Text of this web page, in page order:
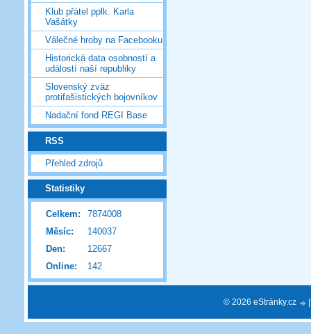
Klub přátel pplk. Karla
Vašátky
Válečné hroby na Facebooku
Historická data osobností a
událostí naší republiky
Slovenský zväz
protifašistických bojovníkov
Nadační fond REGI Base
RSS
Přehled zdrojů
Statistiky
Online: 142
Celkem:
7874008
Měsíc:
140037
Den:
12667
© 2026 eStránky.cz